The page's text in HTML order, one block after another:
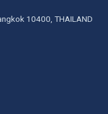
10400, THAILAND